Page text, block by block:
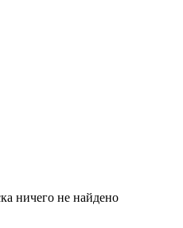
ничего не найдено